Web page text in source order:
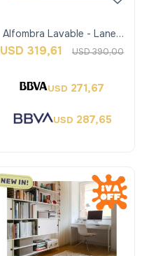
Alfombra Lavable - Lanes
Vintage Nude Pink - M -
USD 319,61 USD390,00
USD 271,67
USD 287,65